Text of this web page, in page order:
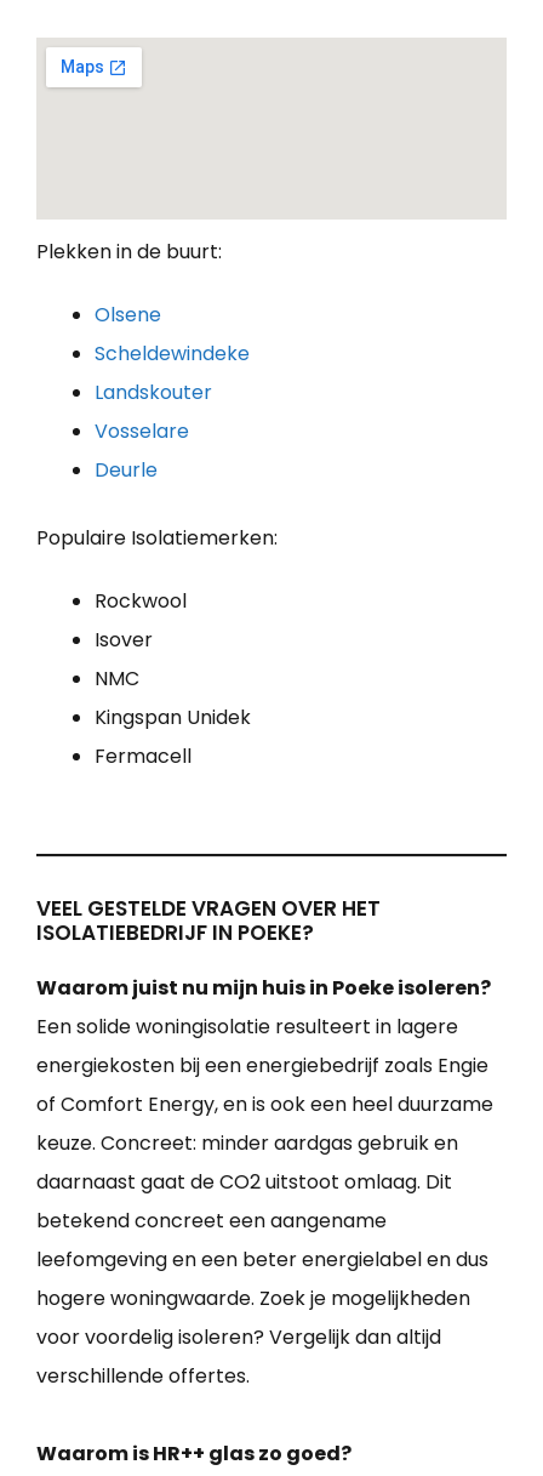
Plekken in de buurt:
Olsene
Scheldewindeke
Landskouter
Vosselare
Deurle
Populaire Isolatiemerken:
Rockwool
Isover
NMC
Kingspan Unidek
Fermacell
VEEL GESTELDE VRAGEN OVER HET
ISOLATIEBEDRIJF IN POEKE?
Waarom juist nu mijn huis in Poeke isoleren?
Een solide woningisolatie resulteert in lagere
energiekosten bij een energiebedrijf zoals Engie
of Comfort Energy, en is ook een heel duurzame
keuze. Concreet: minder aardgas gebruik en
daarnaast gaat de CO2 uitstoot omlaag. Dit
betekend concreet een aangename
leefomgeving en een beter energielabel en dus
hogere woningwaarde. Zoek je mogelijkheden
voor voordelig isoleren? Vergelijk dan altijd
verschillende offertes.
Waarom is HR++ glas zo goed?